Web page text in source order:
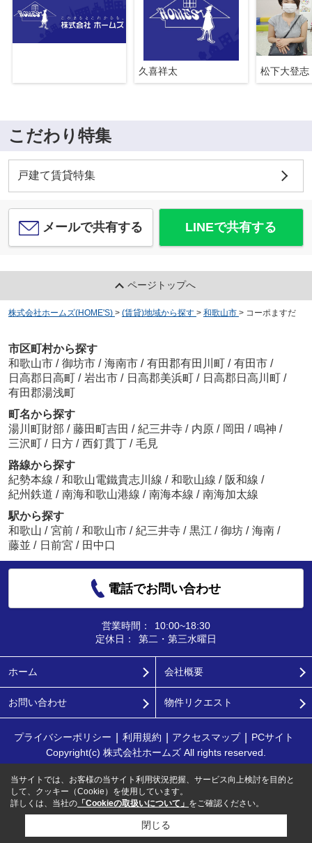
久喜祥太 松下大登志
こだわり特集
戸建て賃貸特集
メールで共有する LINEで共有する
ページトップへ
株式会社ホームズ(HOME'S) > (賃貸)地域から探す > 和歌山市 > コーポますだ
市区町村から探す
和歌山市 / 御坊市 / 海南市 / 有田郡有田川町 / 有田市 /
日高郡日高町 / 岩出市 / 日高郡美浜町 / 日高郡日高川町 /
有田郡湯浅町
町名から探す
湯川町財部 / 藤田町吉田 / 紀三井寺 / 内原 / 岡田 / 鳴神 /
三沢町 / 日方 / 西釘貫丁 / 毛見
路線から探す
紀勢本線 / 和歌山電鐵貴志川線 / 和歌山線 / 阪和線 /
紀州鉄道 / 南海和歌山港線 / 南海本線 / 南海加太線
駅から探す
和歌山 / 宮前 / 和歌山市 / 紀三井寺 / 黒江 / 御坊 / 海南 /
藤並 / 日前宮 / 田中口
電話でお問い合わせ
営業時間：
10:00~18:30
定休日：
第二・第三水曜日
ホーム 会社概要
お問い合わせ 物件リクエスト
プライバシーポリシー 利用規約 アクセスマップ
PCサイト
Copyright(c) 株式会社ホームズ All rights reserved.
当サイトでは、お客様の当サイト利用状況把握、サービス向上検討を目的と
して、クッキー（Cookie）を使用しています。
詳しくは、当社の 「Cookieの取扱いについて」 をご確認ください。
閉じる